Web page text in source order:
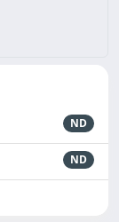
ND
ND